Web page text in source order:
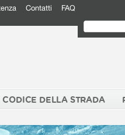
Contatti FAQ
CODICE DELLA STRADA